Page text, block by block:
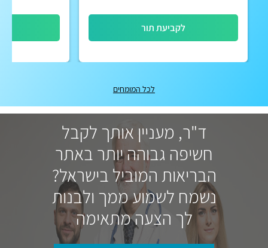
לקביעת תור
לכל המומחים
ד"ר, מעניין אותך לקבל
חשיפה גבוהה יותר באתר
הבריאות המוביל בישראל?
נשמח לשמוע ממך ולבנות
לך הצעה מתאימה